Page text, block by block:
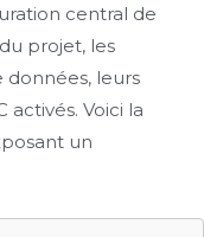
central de
projet, les
données, leurs
activés. Voici la
un